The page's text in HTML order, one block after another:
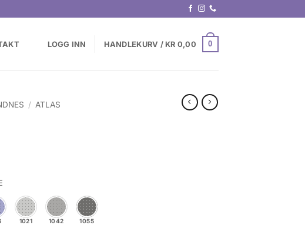
LOGG INN HANDLEKURV /KR 0,00 0
/ ATLAS
1021 1042 1055